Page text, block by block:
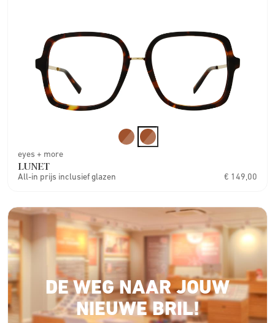
eyes + more
LUNET
All-in prijs inclusief glazen € 149,00
DE WEG NAAR JOUW
NIEUWE BRIL!